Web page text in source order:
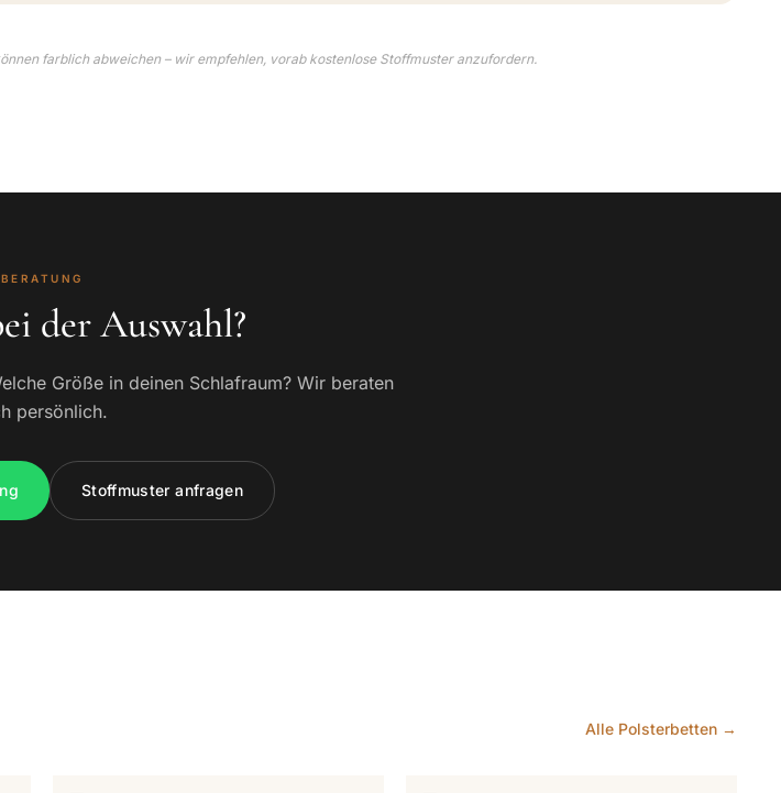
farblich abweichen – wir empfehlen, vorab kostenlose Stoffmuster anzufordern.
BERATUNG
der Auswahl?
Größe in deinen Schlafraum? Wir beraten
persönlich.
Stoffmuster anfragen
Alle Polsterbetten →